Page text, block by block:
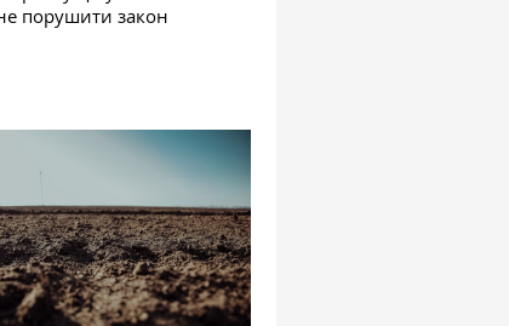
порушити закон